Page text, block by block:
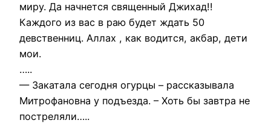
миру. Да начнется священный Джихад!!
Каждого из вас в раю будет ждать 50
девственниц. Аллах , как водится, акбар, дети
мои.
…..
— Закатала сегодня огурцы – рассказывала
Митрофановна у подъезда. – Хоть бы завтра не
постреляли…..